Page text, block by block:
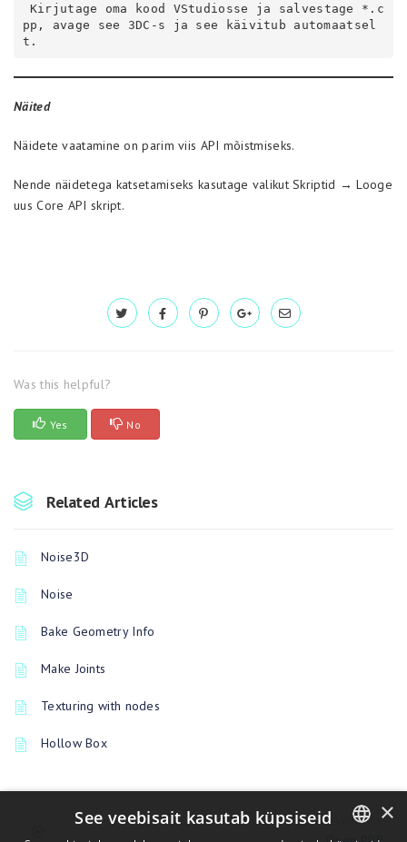
pp, avage see 3DC-s ja see käivitub automaatsel
t.
Näited
Näidete vaatamine on parim viis API mõistmiseks.
Nende näidetega katsetamiseks kasutage valikut Skriptid → Looge
uus Core API skript.
Was this helpful?
Yes No
Related Articles
Noise3D
Noise
Bake Geometry Info
Make Joints
Texturing with nodes
Hollow Box
PREVIOUSLY×
See veebisait kasutab küpsiseid